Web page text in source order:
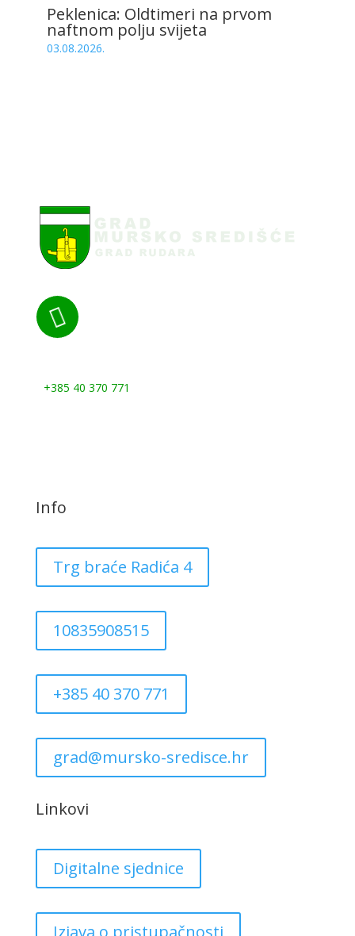
Peklenica: Oldtimeri na prvom
naftnom polju svijeta
03.08.2026.

+385 40 370 771
Info
Trg braće Radića 4
10835908515
+385 40 370 771
grad@mursko-sredisce.hr
Linkovi
Digitalne sjednice
Izjava o pristupačnosti